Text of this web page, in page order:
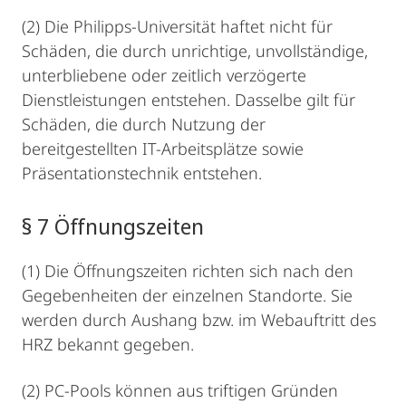
(2) Die Philipps-Universität haftet nicht für
Schäden, die durch unrichtige, unvollständige,
unterbliebene oder zeitlich verzögerte
Dienstleistungen entstehen. Dasselbe gilt für
Schäden, die durch Nutzung der
bereitgestellten IT-Arbeitsplätze sowie
Präsentationstechnik entstehen.
§ 7 Öffnungszeiten
(1) Die Öffnungszeiten richten sich nach den
Gegebenheiten der einzelnen Standorte. Sie
werden durch Aushang bzw. im Webauftritt des
HRZ bekannt gegeben.
(2) PC-Pools können aus triftigen Gründen